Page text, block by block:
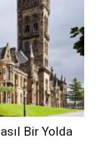
Bir Yolda